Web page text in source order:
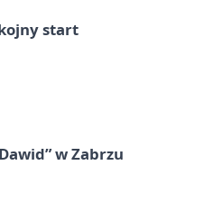
start
w Zabrzu